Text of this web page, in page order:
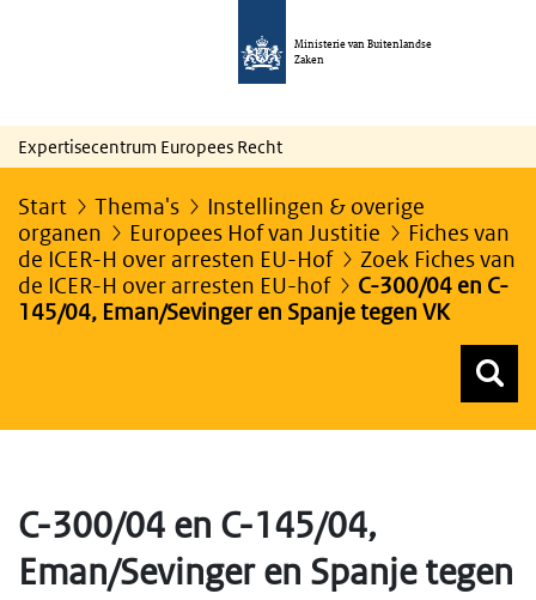
Ministerie van Buitenlandse
Zaken
Expertisecentrum Europees Recht
Start Thema's
Instellingen & overige
organen
Europees Hof van Justitie
Fiches van
de ICER-H over arresten EU-Hof
Zoek Fiches van
de ICER-H over arresten EU-hof
C-300/04 en C-
145/04, Eman/Sevinger en Spanje tegen VK
C-300/04 en C-145/04,
Eman/Sevinger en Spanje tegen